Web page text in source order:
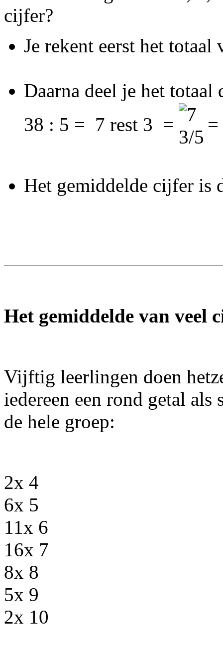
cijfer?
Je rekent eerst het
Daarna deel je het totaal
38 : 5 = 7 rest 3 =
=
Het gemiddelde cijfer is
Het gemiddelde van veel
Vijftig leerlingen doen
iedereen een rond getal
de hele groep:
2x 4
6x 5
11x 6
16x 7
8x 8
5x 9
2x 10